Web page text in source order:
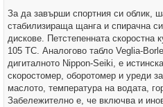
За да завърши спортния си облик,
стабилизираща щанга и спирачна
дискове. Петстепенната скоростна
105 TC. Аналогово табло Veglia-
дигиталното Nippon-Seiki, е
скоростомер, оборотомер и уреди
маслото, температура на водата,
Забележително е, че включва и